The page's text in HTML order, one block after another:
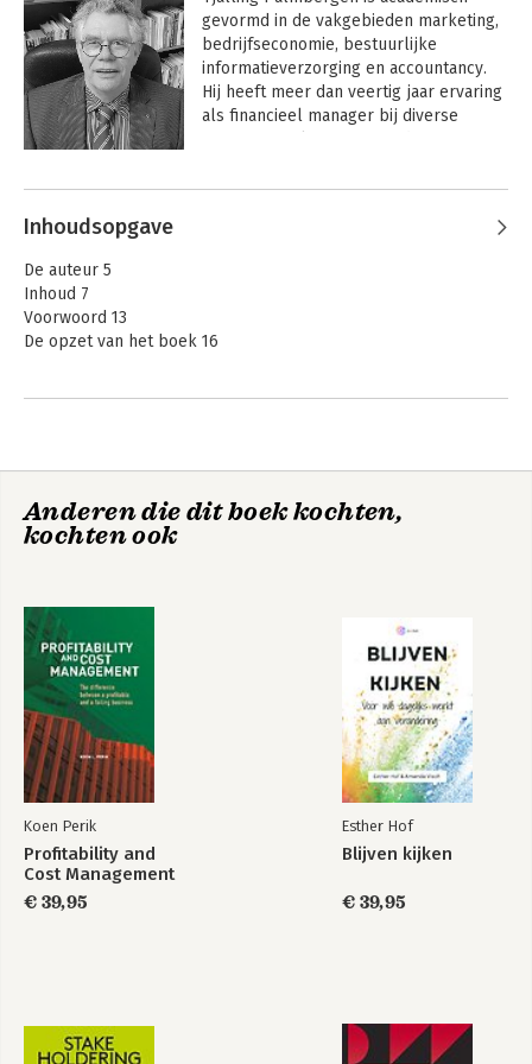
gevormd in de vakgebieden marketing,
bedrijfseconomie, bestuurlijke
informatieverzorging en accountancy.
Hij heeft meer dan veertig jaar ervaring
als financieel manager bij diverse
Daarnaast heeft hij zich gespecialiseerd
management en in het postacademisch
Inhoudsopgave
De auteur 5
Inhoud 7
Voorwoord 13
De opzet van het boek 16
Organen 36
Organisaties 37
Bestuurlijke informatieverzorging 45
Waardenomloopproces 47
BEID-formule 53
Controletechnische functiescheiding 56
Ist en Soll 57
Automatisering 60
De vier dimensies 62
Hoofdstuk 3 De positieve beleving van inkomsten 65
Productieorganisatie versus consumptieorganisatie 65
Inkomsten 76
Ontvangsten versus inkomsten 79
Producten versus inkomsten 83
Kosten versus productiemiddelen 97
Puntlanden en kommalanden 104
Anderen die dit boek kochten,
kochten ook
Koen Perik
Profitability and
Cost Management
€ 39,95
Esther Hof
Blijven kijken
€ 39,95